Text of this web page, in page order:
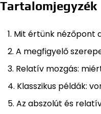
Tartalomjegyzék
Mit értünk nézőpont
A megfigyelő
Relatív mozgás:
Klasszikus példák:
Az abszolút és